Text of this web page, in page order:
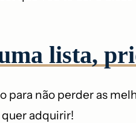
lista,
para não perder as
adquirir!